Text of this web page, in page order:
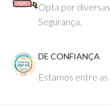
Opta por
Segurança.
DE CONFIANÇA
Estamos entre